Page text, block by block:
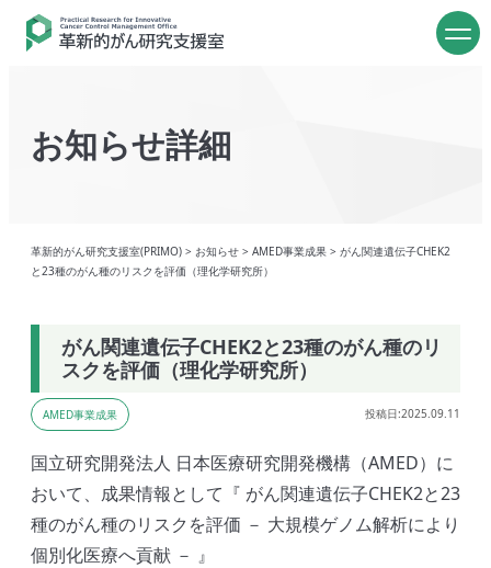
お知らせ詳細
革新的がん研究支援室(PRIMO) > お知らせ > AMED事業成果 > がん関連遺伝子CHEK2
と23種のがん種のリスクを評価（理化学研究所）
がん関連遺伝子CHEK2と23種のがん種のリ
スクを評価（理化学研究所）
AMED事業成果 投稿日:2025.09.11
国立研究開発法人 日本医療研究開発機構（AMED）に
おいて、成果情報として『 がん関連遺伝子CHEK2と23
種のがん種のリスクを評価 － 大規模ゲノム解析により
個別化医療へ貢献 － 』